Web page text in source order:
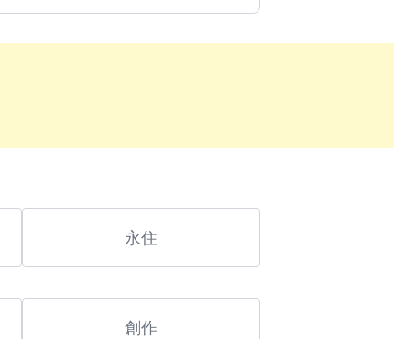
永住
創作